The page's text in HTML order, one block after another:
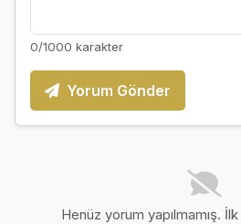
0/1000 karakter
Yorum Gönder
Henüz yorum yapılmamış.